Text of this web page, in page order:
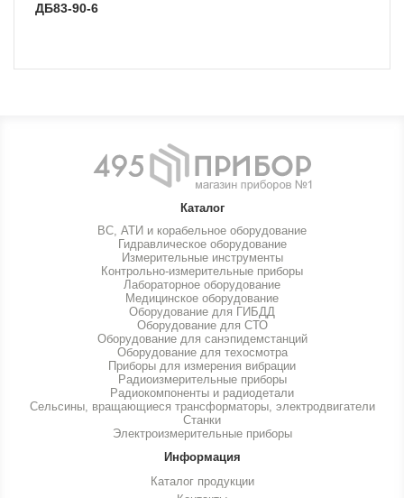
ДБ83-90-6
Каталог
ВС, АТИ и корабельное оборудование
Гидравлическое оборудование
Измерительные инструменты
Контрольно-измерительные приборы
Лабораторное оборудование
Медицинское оборудование
Оборудование для ГИБДД
Оборудование для СТО
Оборудование для санэпидемстанций
Оборудование для техосмотра
Приборы для измерения вибрации
Радиоизмерительные приборы
Радиокомпоненты и радиодетали
Сельсины, вращающиеся трансформаторы, электродвигатели
Станки
Электроизмерительные приборы
Информация
Каталог продукции